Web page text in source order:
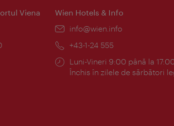
Viena
Wien Hotels & Info
E-
info@wien.info
Telefon:
+43-1-24 555
Program:
Luni-Vineri 9:00 până la
Închis în zilele de sărbători